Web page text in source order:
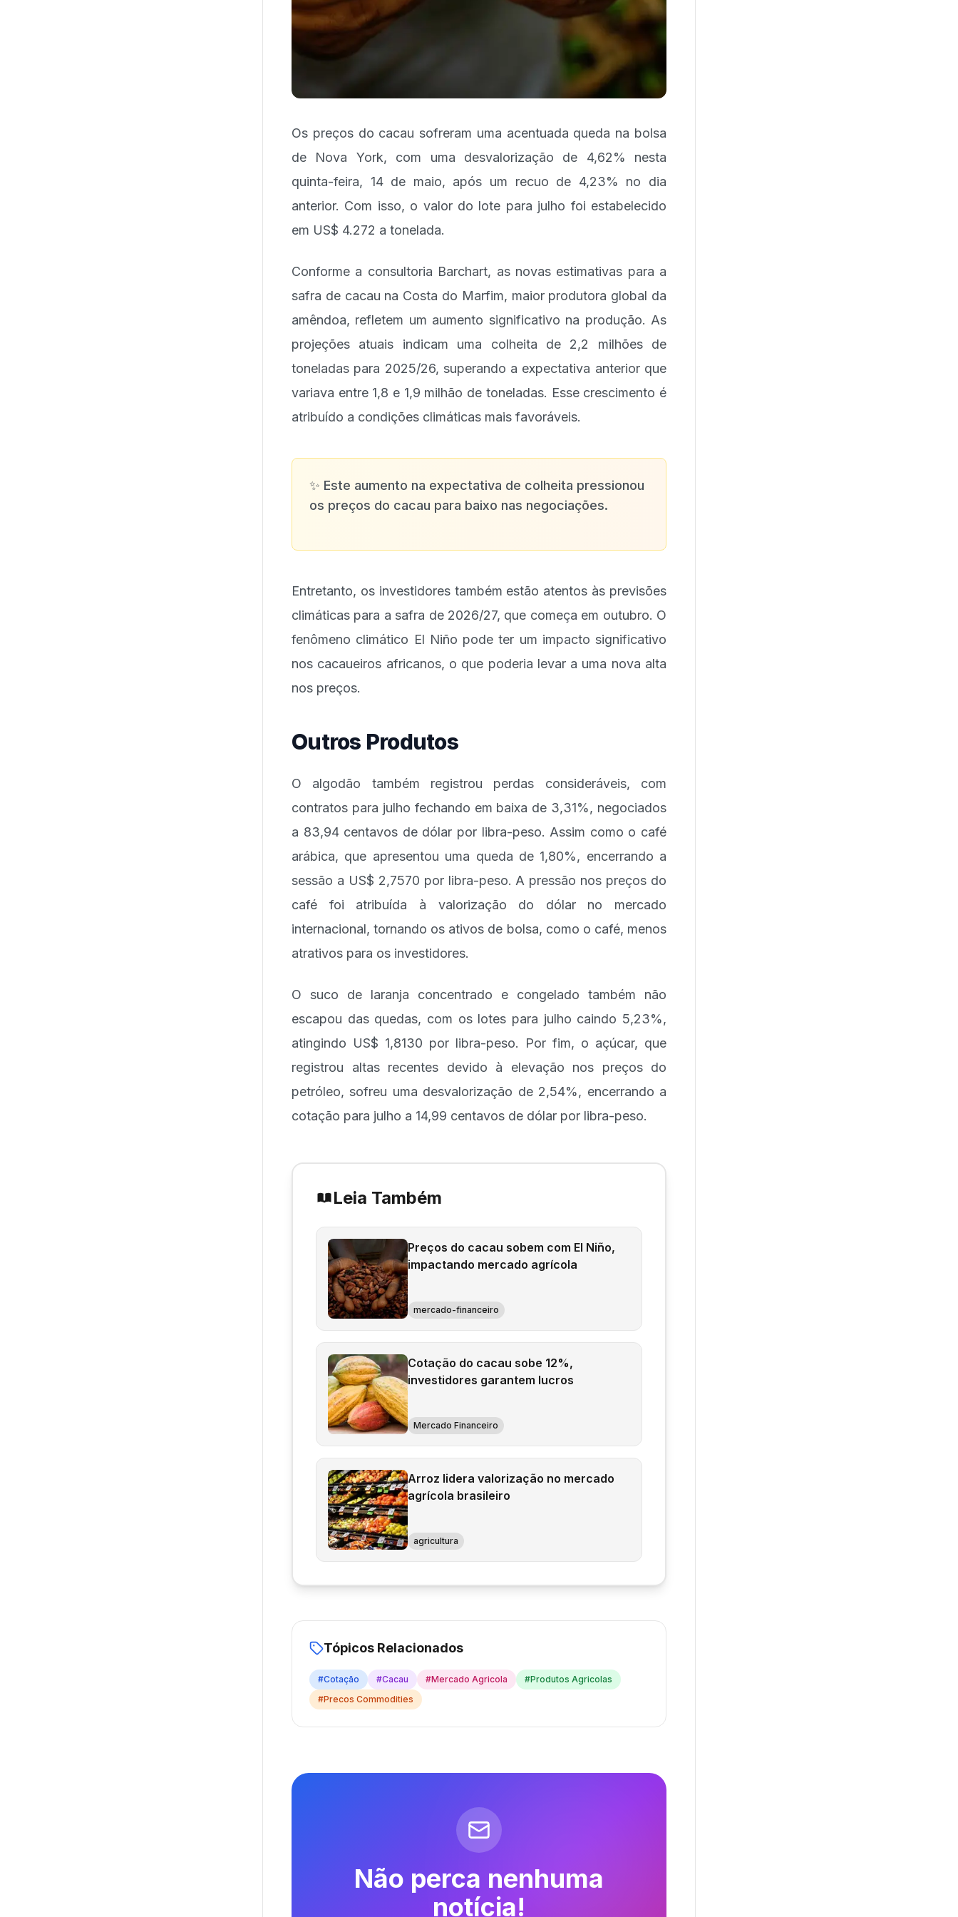
Os preços do cacau sofreram uma acentuada queda na bolsa
de Nova York, com uma desvalorização de 4,62% nesta
quinta-feira, 14 de maio, após um recuo de 4,23% no dia
anterior. Com isso, o valor do lote para julho foi estabelecido
em US$ 4.272 a tonelada.
Conforme a consultoria Barchart, as novas estimativas para a
safra de cacau na Costa do Marfim, maior produtora global da
amêndoa, refletem um aumento significativo na produção. As
projeções atuais indicam uma colheita de 2,2 milhões de
toneladas para 2025/26, superando a expectativa anterior que
variava entre 1,8 e 1,9 milhão de toneladas. Esse crescimento é
atribuído a condições climáticas mais favoráveis.
✨ Este aumento na expectativa de colheita pressionou
os preços do cacau para baixo nas negociações.
Entretanto, os investidores também estão atentos às previsões
climáticas para a safra de 2026/27, que começa em outubro. O
fenômeno climático El Niño pode ter um impacto significativo
nos cacaueiros africanos, o que poderia levar a uma nova alta
nos preços.
Outros Produtos
O algodão também registrou perdas consideráveis, com
contratos para julho fechando em baixa de 3,31%, negociados
a 83,94 centavos de dólar por libra-peso. Assim como o café
arábica, que apresentou uma queda de 1,80%, encerrando a
sessão a US$ 2,7570 por libra-peso. A pressão nos preços do
café foi atribuída à valorização do dólar no mercado
internacional, tornando os ativos de bolsa, como o café, menos
atrativos para os investidores.
O suco de laranja concentrado e congelado também não
escapou das quedas, com os lotes para julho caindo 5,23%,
atingindo US$ 1,8130 por libra-peso. Por fim, o açúcar, que
registrou altas recentes devido à elevação nos preços do
petróleo, sofreu uma desvalorização de 2,54%, encerrando a
cotação para julho a 14,99 centavos de dólar por libra-peso.
Leia Também
Preços do cacau sobem com El Niño,
impactando mercado agrícola
mercado-financeiro
Cotação do cacau sobe 12%,
investidores garantem lucros
Mercado Financeiro
Arroz lidera valorização no mercado
agrícola brasileiro
agricultura
Tópicos Relacionados
#Cotação #Cacau #Mercado Agricola #Produtos Agricolas
#Precos Commodities
Não perca nenhuma
notícia!